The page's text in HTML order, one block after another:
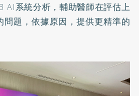
AI系統分析，輔助醫師在評估上
問題，依據原因，提供更精準的